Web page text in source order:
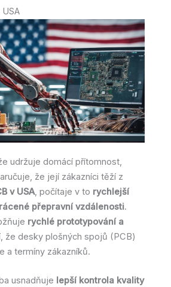
udržuje domácí přítomnost,
že její zákazníci těží z
v USA, počítaje v to rychlejší
přepravní vzdálenosti.
rychlé prototypování a
že desky plošných spojů (PCB)
a termíny zákazníků.
usnadňuje lepší kontrola kvality